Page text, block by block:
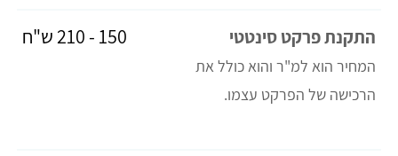
התקנת פרקט סינטטי
המחיר הוא למ"ר והוא כולל את
הרכישה של הפרקט עצמו.
150 - 210 ש"ח